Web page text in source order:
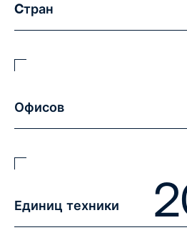
Cтран
Офисов
Единиц техники